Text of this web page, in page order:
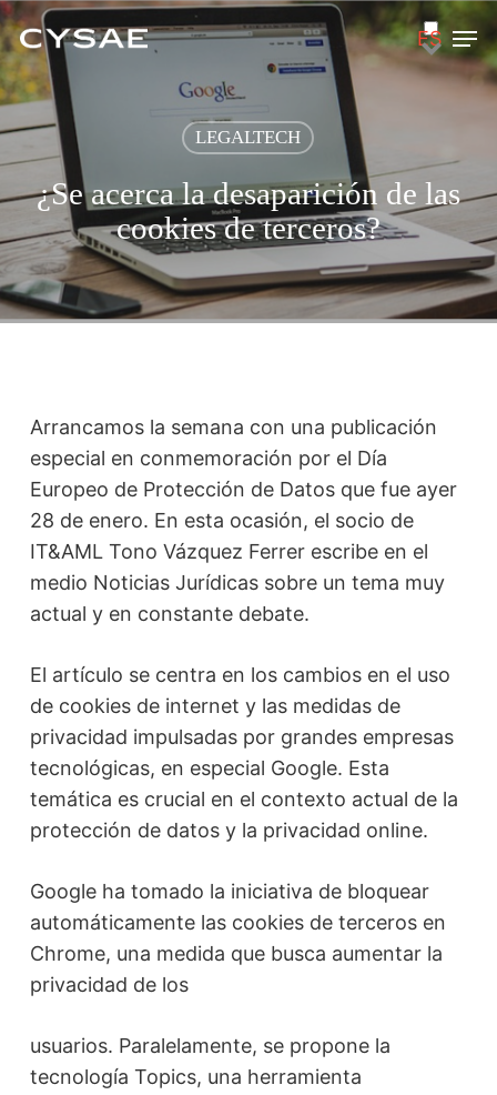
Skip
to
main
content
ES
LEGALTECH
¿Se acerca la desaparición de las
cookies de terceros?
Arrancamos la semana con una publicación
especial en conmemoración por el Día
Europeo de Protección de Datos que fue ayer
28 de enero. En esta ocasión, el socio de
IT&AML Tono Vázquez Ferrer escribe en el
medio Noticias Jurídicas sobre un tema muy
actual y en constante debate.
El artículo se centra en los cambios en el uso
de cookies de internet y las medidas de
privacidad impulsadas por grandes empresas
tecnológicas, en especial Google. Esta
temática es crucial en el contexto actual de la
protección de datos y la privacidad online.
Google ha tomado la iniciativa de bloquear
automáticamente las cookies de terceros en
Chrome, una medida que busca aumentar la
privacidad de los
usuarios. Paralelamente, se propone la
tecnología Topics, una herramienta